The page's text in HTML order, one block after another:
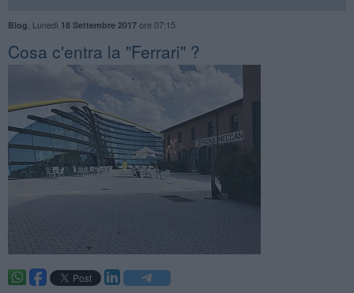
Blog Lunedì 18 Settembre 2017ore 07:15
Cosa c'entra la "Ferrari" ?